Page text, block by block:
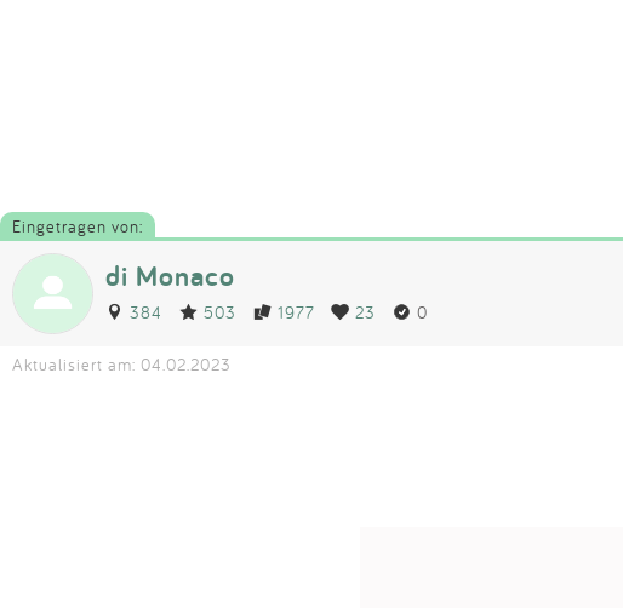
Eingetragen von:
di Monaco
384 503 1977 23 0
Aktualisiert am: 04.02.2023